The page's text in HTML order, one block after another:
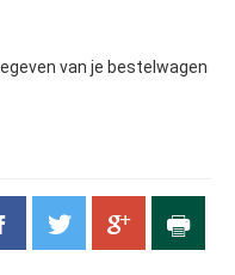
van je bestelwagen